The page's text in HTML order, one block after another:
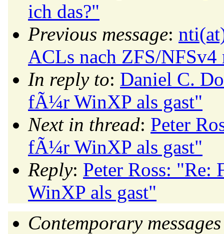
ich das?"
Previous message:
ACLs nach ZFS/
In reply to: Daniel C.
fÃ¼r WinXP als gast"
Next in thread: Peter
fÃ¼r WinXP als gast"
Reply: Peter Ross:
WinXP als gast"
Contemporary